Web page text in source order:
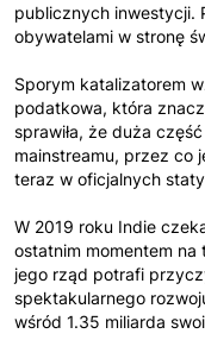
publicznych inwestycji.
obywatelami w stronę
Sporym katalizatorem
podatkowa, która
sprawiła, że duża
mainstreamu, przez co
teraz w oficjalnych
W 2019 roku Indie
ostatnim momentem na
jego rząd potrafi
spektakularnego
wśród 1.35 miliarda